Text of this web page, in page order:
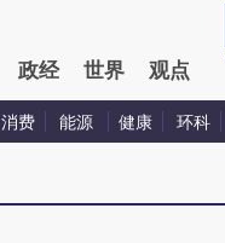
政经 世界 观点
消费 能源 健康 环科